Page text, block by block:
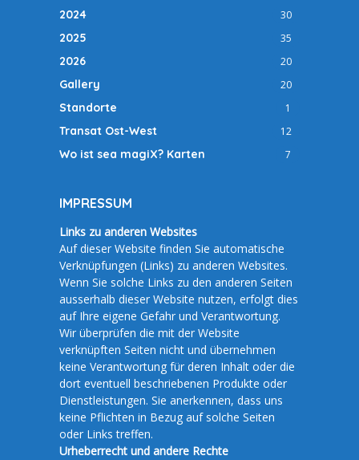
2024 30
2025 35
2026 20
Gallery 20
Standorte 1
Transat Ost-West 12
Wo ist sea magiX? Karten 7
IMPRESSUM
Links zu anderen Websites
Auf dieser Website finden Sie automatische
Verknüpfungen (Links) zu anderen Websites.
Wenn Sie solche Links zu den anderen Seiten
ausserhalb dieser Website nutzen, erfolgt dies
auf Ihre eigene Gefahr und Verantwortung.
Wir überprüfen die mit der Website
verknüpften Seiten nicht und übernehmen
keine Verantwortung für deren Inhalt oder die
dort eventuell beschriebenen Produkte oder
Dienstleistungen. Sie anerkennen, dass uns
keine Pflichten in Bezug auf solche Seiten
oder Links treffen.
Urheberrecht und andere Rechte